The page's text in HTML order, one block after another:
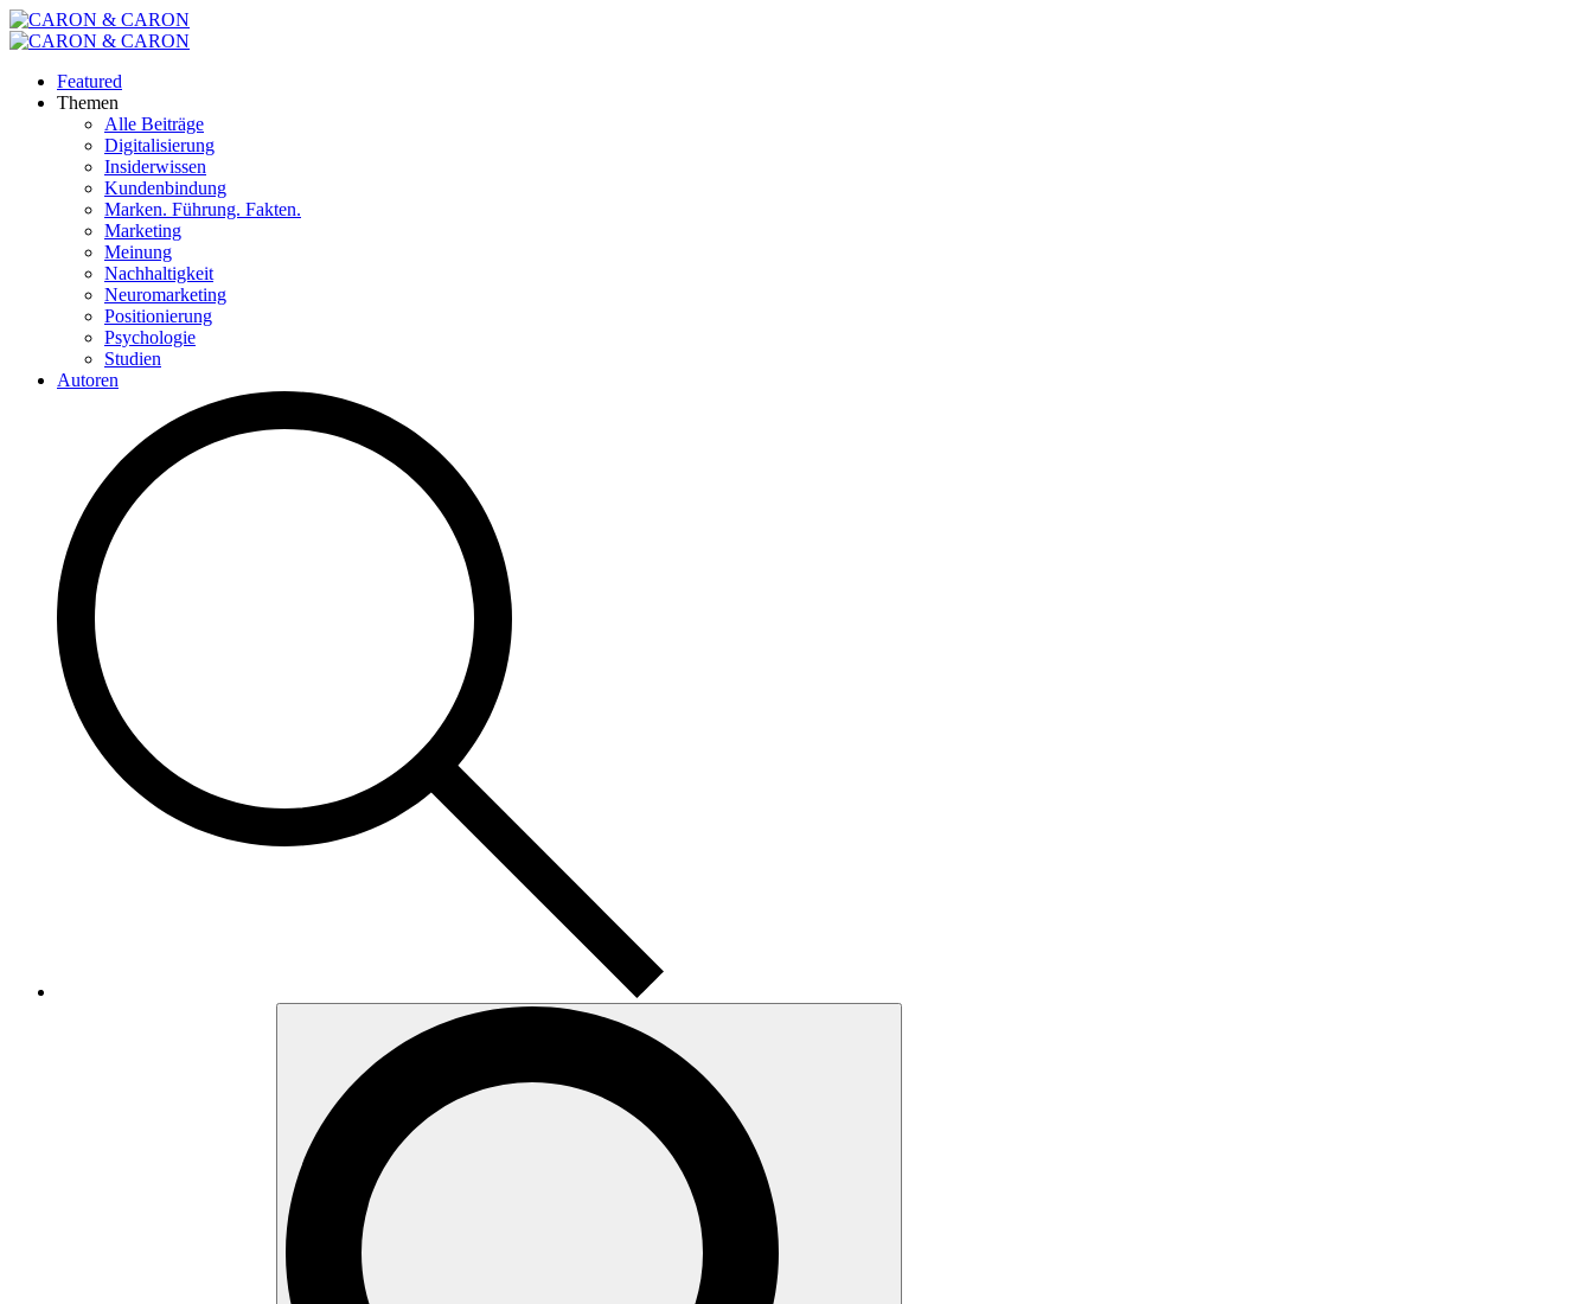
Featured
Themen
Alle Beiträge
Digitalisierung
Insiderwissen
Kundenbindung
Marken. Führung. Fakten.
Marketing
Meinung
Nachhaltigkeit
Neuromarketing
Positionierung
Psychologie
Studien
Autoren